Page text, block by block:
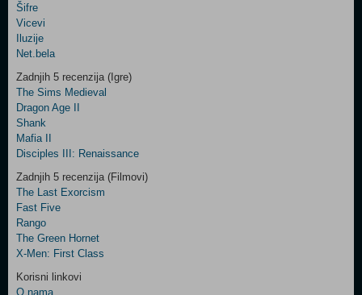
Control
Field
Two
Newsletter
Control
Field
Three
Newsletter
Šifre
Vicevi
Iluzije
Net.bela
Zadnjih 5 recenzija (Igre)
The Sims Medieval
Dragon Age II
Shank
Mafia II
Disciples III: Renaissance
Zadnjih 5 recenzija (Filmovi)
The Last Exorcism
Fast Five
Rango
The Green Hornet
X-Men: First Class
Korisni linkovi
O nama